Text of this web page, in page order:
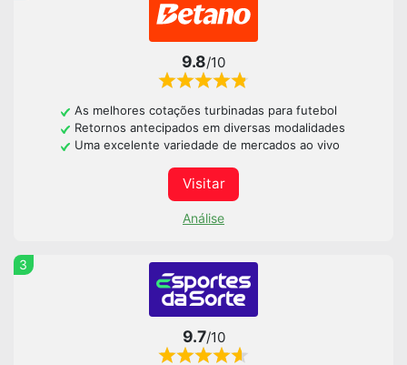
9.8/10
As melhores cotações turbinadas para futebol
Retornos antecipados em diversas modalidades
Uma excelente variedade de mercados ao vivo
Visitar
Análise
3
9.7/10